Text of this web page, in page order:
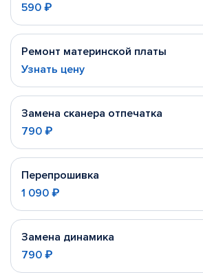
590 ₽
Ремонт материнской платы
Узнать цену
Замена сканера отпечатка
790 ₽
Перепрошивка
1 090 ₽
Замена динамика
790 ₽